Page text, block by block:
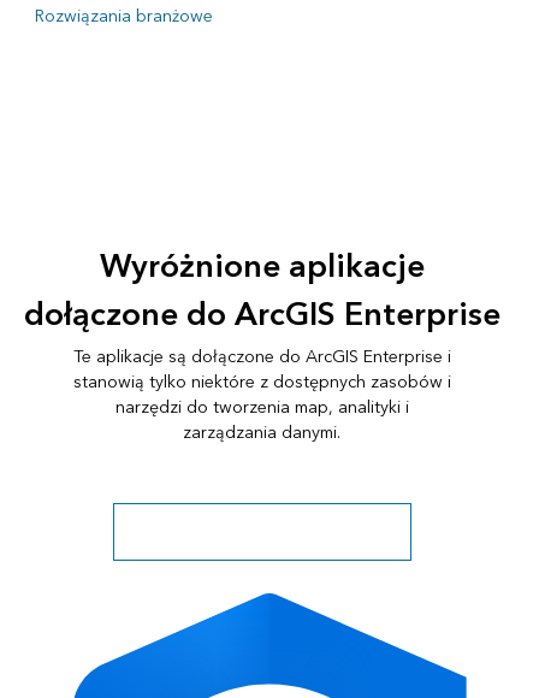
Rozwiązania branżowe
Wyróżnione aplikacje
dołączone do ArcGIS Enterprise
Te aplikacje są dołączone do ArcGIS Enterprise i
stanowią tylko niektóre z dostępnych zasobów i
narzędzi do tworzenia map, analityki i
zarządzania danymi.